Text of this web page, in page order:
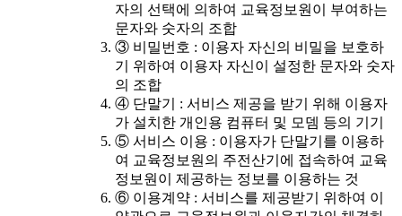
자의 선택에 의하여 교육정보원이 부여하는
문자와 숫자의 조합
③ 비밀번호 : 이용자 자신의 비밀을 보호하
기 위하여 이용자 자신이 설정한 문자와 숫자
의 조합
④ 단말기 : 서비스 제공을 받기 위해 이용자
가 설치한 개인용 컴퓨터 및 모뎀 등의 기기
⑤ 서비스 이용 : 이용자가 단말기를 이용하
여 교육정보원의 주전산기에 접속하여 교육
정보원이 제공하는 정보를 이용하는 것
⑥ 이용계약 : 서비스를 제공받기 위하여 이